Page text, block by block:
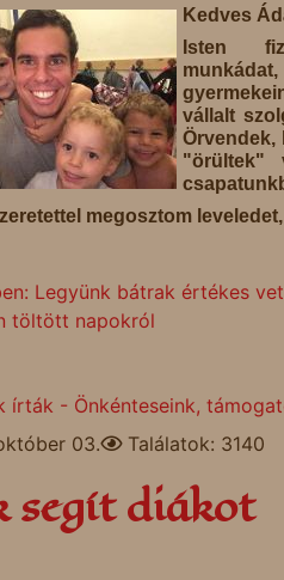
töltött napokról
Kedves
Isten
vállalt
Örvendek,
"örültek"
megosztom leveledet,
Legyünk bátrak értékes
írták - Önkénteseink,
03.
Találatok: 3140
segít diákot